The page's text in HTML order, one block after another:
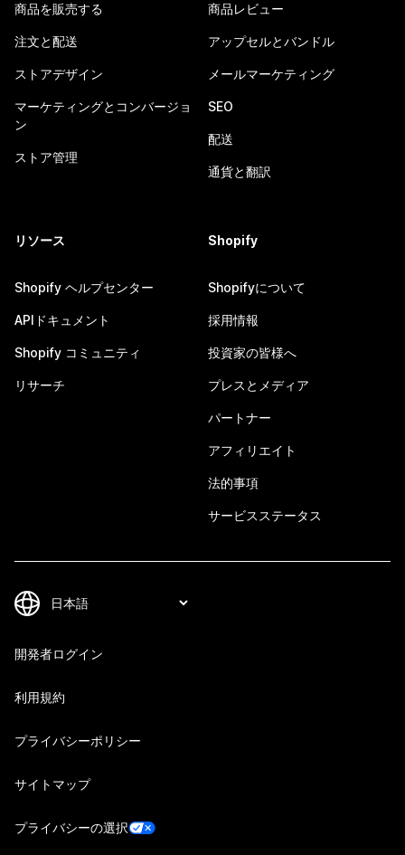
商品を販売する
注文と配送
ストアデザイン
マーケティングとコンバージョ
ン
ストア管理
商品レビュー
アップセルとバンドル
メールマーケティング
SEO
配送
通貨と翻訳
リソース
Shopify ヘルプセンター
APIドキュメント
Shopify コミュニティ
リサーチ
Shopify
Shopifyについて
採用情報
投資家の皆様へ
プレスとメディア
パートナー
アフィリエイト
法的事項
サービスステータス
開発者ログイン
利用規約
プライバシーポリシー
サイトマップ
プライバシーの選択